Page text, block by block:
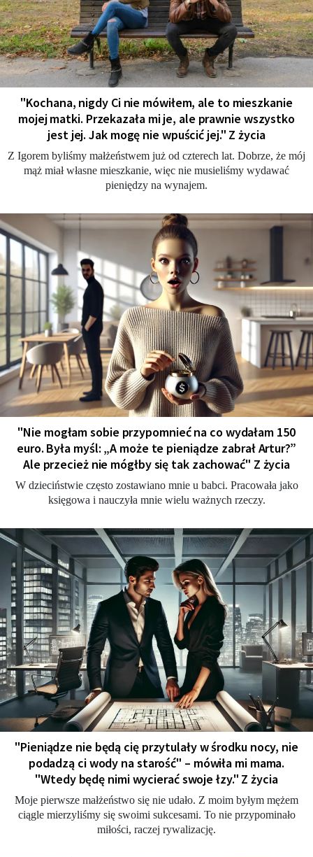
"Kochana, nigdy Ci nie mówiłem, ale to mieszkanie
mojej matki. Przekazała mi je, ale prawnie wszystko
jest jej. Jak mogę nie wpuścić jej." Z życia
Z Igorem byliśmy małżeństwem już od czterech lat. Dobrze, że mój
mąż miał własne mieszkanie, więc nie musieliśmy wydawać
pieniędzy na wynajem.
"Nie mogłam sobie przypomnieć na co wydałam 150
euro. Była myśl: „A może te pieniądze zabrał Artur?”
Ale przecież nie mógłby się tak zachować" Z życia
W dzieciństwie często zostawiano mnie u babci. Pracowała jako
księgowa i nauczyła mnie wielu ważnych rzeczy.
"Pieniądze nie będą cię przytulały w środku nocy, nie
podadzą ci wody na starość" – mówiła mi mama.
"Wtedy będę nimi wycierać swoje łzy." Z życia
Moje pierwsze małżeństwo się nie udało. Z moim byłym mężem
ciągle mierzyliśmy się swoimi sukcesami. To nie przypominało
miłości, raczej rywalizację.